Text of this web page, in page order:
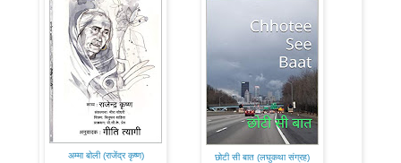
अम्मा बोली (राजेंद्र कृष्ण)
छोटी सी बात (लघुकथा संग्रह)